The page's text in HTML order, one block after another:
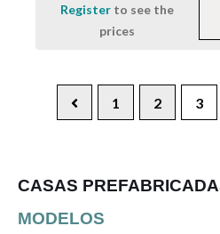
Register to see the
prices
1 2 3
CASAS
MODELOS